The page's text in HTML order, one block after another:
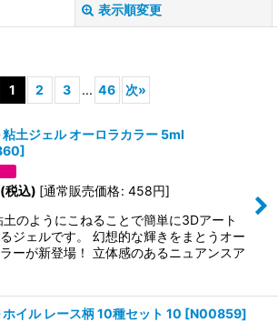
表示順変更
1 2 3 ... 46 次»
粘土ジェル オーロラカラー 5ml
]
(税込) [通常販売価格: 458円]
土のようにこねることで簡単に3Dアート
ジェルです。 幻想的な輝きをまとうオー
ーが新登場！ 立体感のあるニュアンスア
ホイル レース柄 10種セット 10 [N00859]